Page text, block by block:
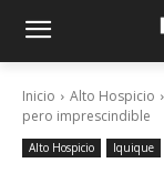
Inicio Alto Hospicio
pero imprescindible
Alto Hospicio Iquique